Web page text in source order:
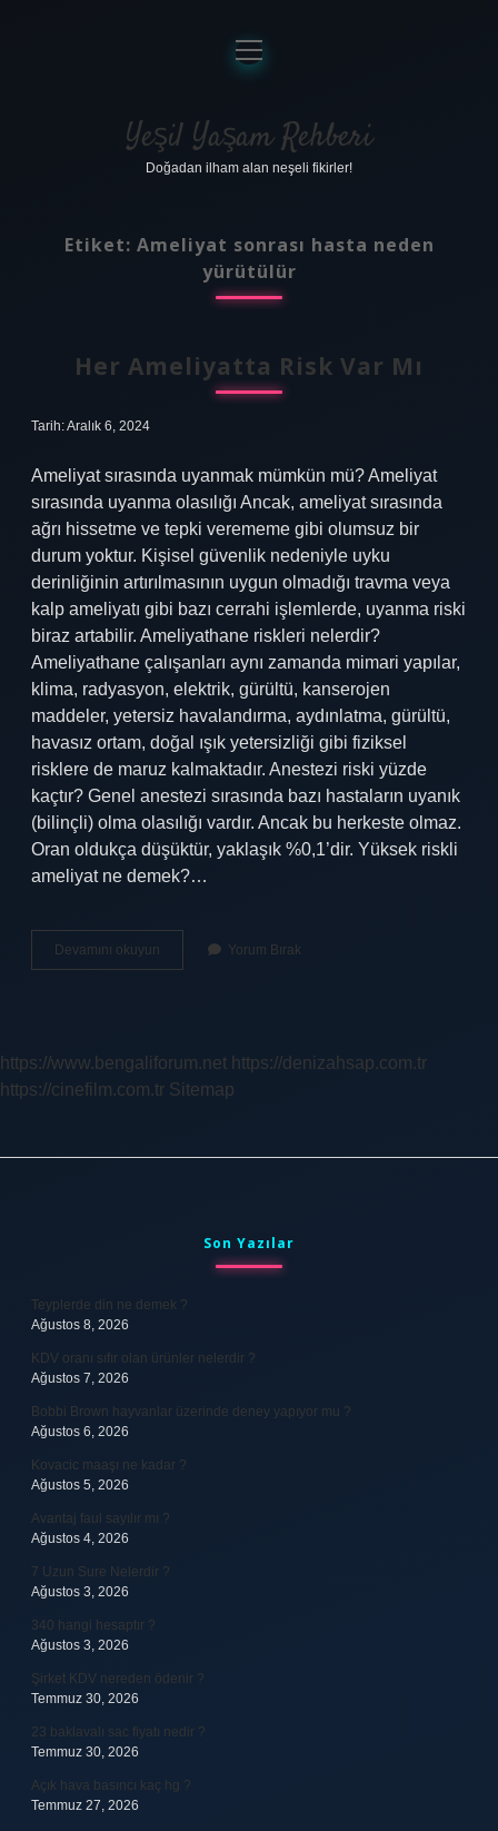
Anasayfa
Gizlilik Politikası
Yasal Uyarı
menüyü
aç
Yeşil Yaşam Rehberi
Doğadan ilham alan neşeli fikirler!
Etiket: Ameliyat sonrası hasta neden
yürütülür
Her Ameliyatta Risk Var Mı
Tarih: Aralık 6, 2024
Ameliyat sırasında uyanmak mümkün mü? Ameliyat
sırasında uyanma olasılığı Ancak, ameliyat sırasında
ağrı hissetme ve tepki verememe gibi olumsuz bir
durum yoktur. Kişisel güvenlik nedeniyle uyku
derinliğinin artırılmasının uygun olmadığı travma veya
kalp ameliyatı gibi bazı cerrahi işlemlerde, uyanma riski
biraz artabilir. Ameliyathane riskleri nelerdir?
Ameliyathane çalışanları aynı zamanda mimari yapılar,
klima, radyasyon, elektrik, gürültü, kanserojen
maddeler, yetersiz havalandırma, aydınlatma, gürültü,
havasız ortam, doğal ışık yetersizliği gibi fiziksel
risklere de maruz kalmaktadır. Anestezi riski yüzde
kaçtır? Genel anestezi sırasında bazı hastaların uyanık
(bilinçli) olma olasılığı vardır. Ancak bu herkeste olmaz.
Oran oldukça düşüktür, yaklaşık %0,1’dir. Yüksek riskli
ameliyat ne demek?…
Devamını okuyun
Ameliyatta
Yorum Bırak
https://www.bengaliforum.net https://denizahsap.com.tr
https://cinefilm.com.tr Sitemap
Son Yazılar
Teyplerde din ne demek ?
Ağustos 8, 2026
KDV oranı sıfır olan ürünler nelerdir ?
Ağustos 7, 2026
Bobbi Brown hayvanlar üzerinde deney yapıyor mu ?
Ağustos 6, 2026
Kovacic maaşı ne kadar ?
Ağustos 5, 2026
Avantaj faul sayılır mı ?
Ağustos 4, 2026
7 Uzun Sure Nelerdir ?
Ağustos 3, 2026
340 hangi hesaptır ?
Ağustos 3, 2026
Şirket KDV nereden ödenir ?
Temmuz 30, 2026
23 baklavalı sac fiyatı nedir ?
Temmuz 30, 2026
Açık hava basıncı kaç hg ?
Temmuz 27, 2026